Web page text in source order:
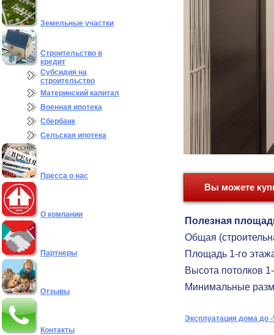
Земельные участки
Строительство в
кредит
Субсидия на
строительство
Материнский капитал
Военная ипотека
Сбербанк
Сельская ипотека
Пресса о нас
О компании
Партнеры
Отзывы
Контакты
Вы можете
Полезная
Общая
Площадь 1-го
Высота потолков
Минимальные
Эксплуатация дома до